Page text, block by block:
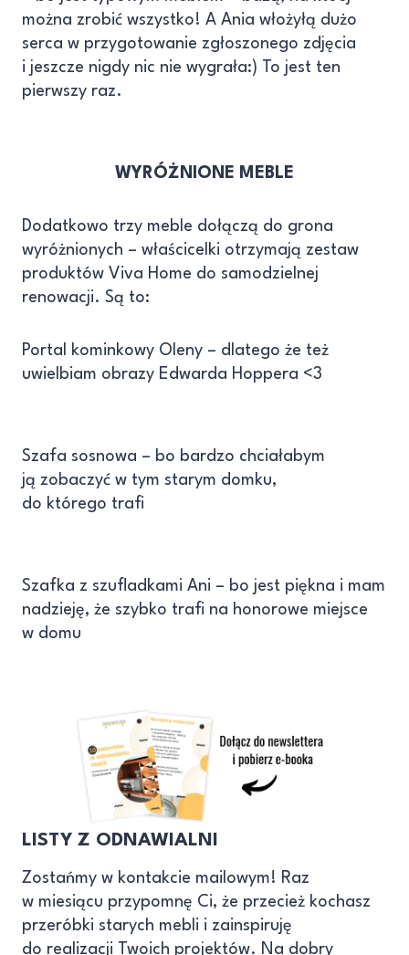
można zrobić wszystko! A Ania włożyłą dużo
serca w przygotowanie zgłoszonego zdjęcia
i jeszcze nigdy nic nie wygrała:) To jest ten
pierwszy raz.
WYRÓŻNIONE MEBLE
Dodatkowo trzy meble dołączą do grona
wyróżnionych – właścicelki otrzymają zestaw
produktów Viva Home do samodzielnej
renowacji. Są to:
Portal kominkowy Oleny – dlatego że też
uwielbiam obrazy Edwarda Hoppera <3
Szafa sosnowa – bo bardzo chciałabym
ją zobaczyć w tym starym domku,
do którego trafi
Szafka z szufladkami Ani – bo jest piękna i mam
nadzieję, że szybko trafi na honorowe miejsce
w domu
LISTY Z ODNAWIALNI
Zostańmy w kontakcie mailowym! Raz
w miesiącu przypomnę Ci, że przecież kochasz
przeróbki starych mebli i zainspiruję
do realizacji Twoich projektów. Na dobry